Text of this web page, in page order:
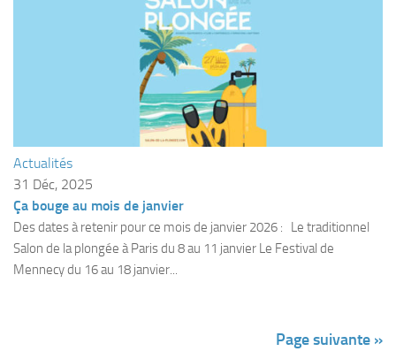
Résultats Compétitions
Actualités
31 Déc, 2025
Ça bouge au mois de janvier
Des dates à retenir pour ce mois de janvier 2026 : Le traditionnel
Salon de la plongée à Paris du 8 au 11 janvier Le Festival de
Mennecy du 16 au 18 janvier...
Page suivante »